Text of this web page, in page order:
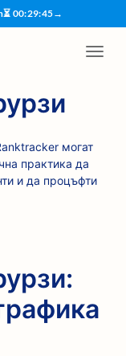
⏳ 00:29:45→
могат
практика да
и да процъфти